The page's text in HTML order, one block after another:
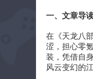
一、文章导
在《天龙八
涩，担心零
装，凭借自
风云变幻的